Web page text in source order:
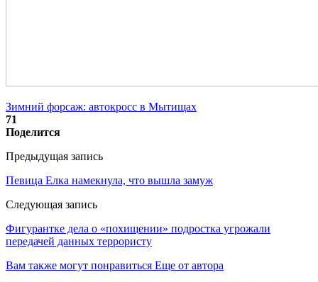
Зимний форсаж: автокросс в Мытищах
71
Поделится
Предыдущая запись
Певица Елка намекнула, что вышла замуж
Следующая запись
Фигурантке дела о «похищении» подростка угрожали
передачей данных террористу
Вам также могут понравиться Еще от автора